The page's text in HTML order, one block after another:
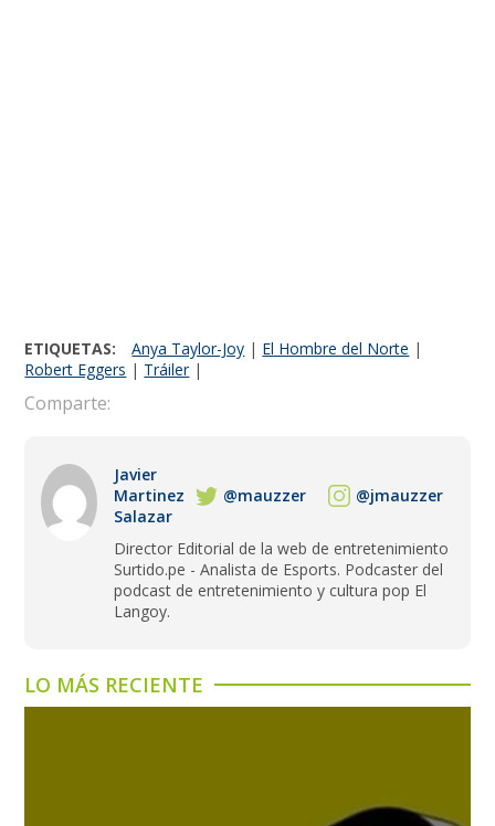
ETIQUETAS: Anya Taylor-Joy | El Hombre del Norte |
Robert Eggers | Tráiler|
Comparte:
Javier
Martinez
Salazar
@mauzzer @jmauzzer
Director Editorial de la web de entretenimiento
Surtido.pe - Analista de Esports. Podcaster del
podcast de entretenimiento y cultura pop El
Langoy.
LO MÁS RECIENTE